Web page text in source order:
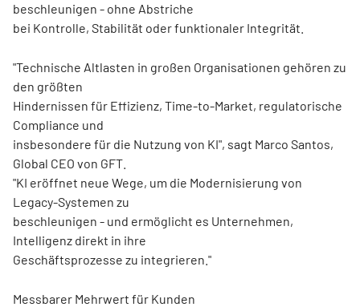
beschleunigen - ohne Abstriche
bei Kontrolle, Stabilität oder funktionaler Integrität.
"Technische Altlasten in großen Organisationen gehören zu
den größten
Hindernissen für Effizienz, Time-to-Market, regulatorische
Compliance und
insbesondere für die Nutzung von KI", sagt Marco Santos,
Global CEO von GFT.
"KI eröffnet neue Wege, um die Modernisierung von
Legacy-Systemen zu
beschleunigen - und ermöglicht es Unternehmen,
Intelligenz direkt in ihre
Geschäftsprozesse zu integrieren."
Messbarer Mehrwert für Kunden